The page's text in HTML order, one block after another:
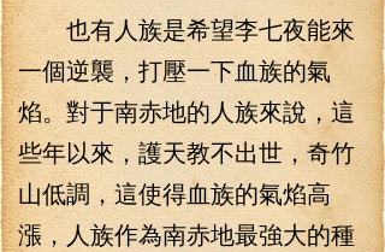
也有人族是希望李七夜能來
一個逆襲，打壓一下血族的氣
焰。對于南赤地的人族來說，這
些年以來，護天教不出世，奇竹
山低調，這使得血族的氣焰高
漲，人族作為南赤地最強大的種